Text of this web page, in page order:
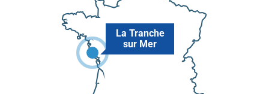
La Tranche
sur Mer